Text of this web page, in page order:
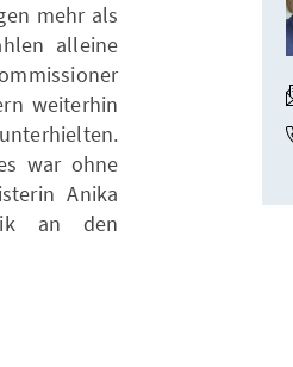
mehr als
alleine
weiterhin
war ohne
Anika
an den